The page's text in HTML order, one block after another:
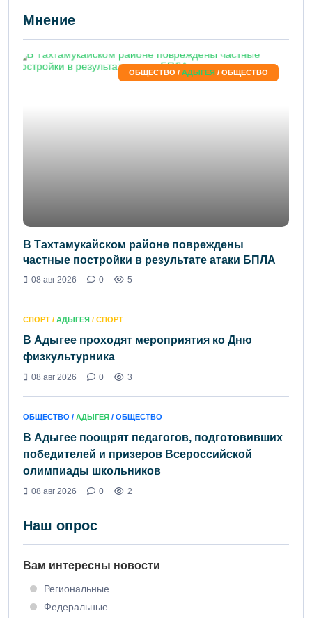
Мнение
ОБЩЕСТВО / АДЫГЕЯ / ОБЩЕСТВО
В Тахтамукайском районе повреждены
частные постройки в результате атаки БПЛА
08 авг 2026 0 5
СПОРТ / АДЫГЕЯ / СПОРТ
В Адыгее проходят мероприятия ко Дню
физкультурника
08 авг 2026 0 3
ОБЩЕСТВО / АДЫГЕЯ / ОБЩЕСТВО
В Адыгее поощрят педагогов, подготовивших
победителей и призеров Всероссийской
олимпиады школьников
08 авг 2026 0 2
Наш опрос
Вам интересны новости
Региональные
Федеральные